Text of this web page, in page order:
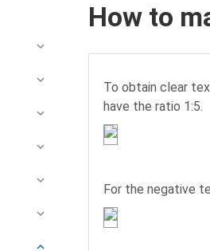
How to
To obtain clear
have the ratio 1:5.
For the negative